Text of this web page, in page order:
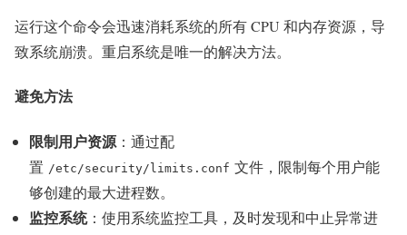
运行这个命令会迅速消耗系统的所有 CPU 和内存资源，导
致系统崩溃。重启系统是唯一的解决方法。
避免方法
限制用户资源 ：通过配
置 /etc/security/limits.conf 文件，限制每个用户能
够创建的最大进程数。
监控系统：使用系统监控工具，及时发现和中止异常进